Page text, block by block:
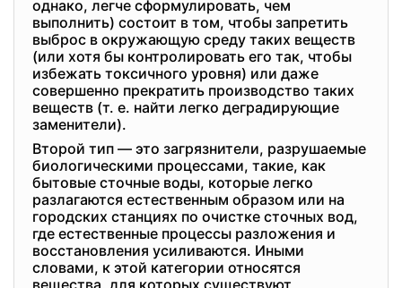
однако, легче сформулировать, чем
выполнить) состоит в том, чтобы запретить
выброс в окружающую среду таких веществ
(или хотя бы контролировать его так, чтобы
избежать токсичного уровня) или даже
совершенно прекратить производство таких
веществ (т. е. найти легко деградирующие
заменители).
Второй тип — это загрязнители, разрушаемые
биологическими процессами, такие, как
бытовые сточные воды, которые легко
разлагаются естественным образом или на
городских станциях по очистке сточных вод,
где естественные процессы разложения и
восстановления усиливаются. Иными
словами, к этой категории относятся
вещества, для которых существуют